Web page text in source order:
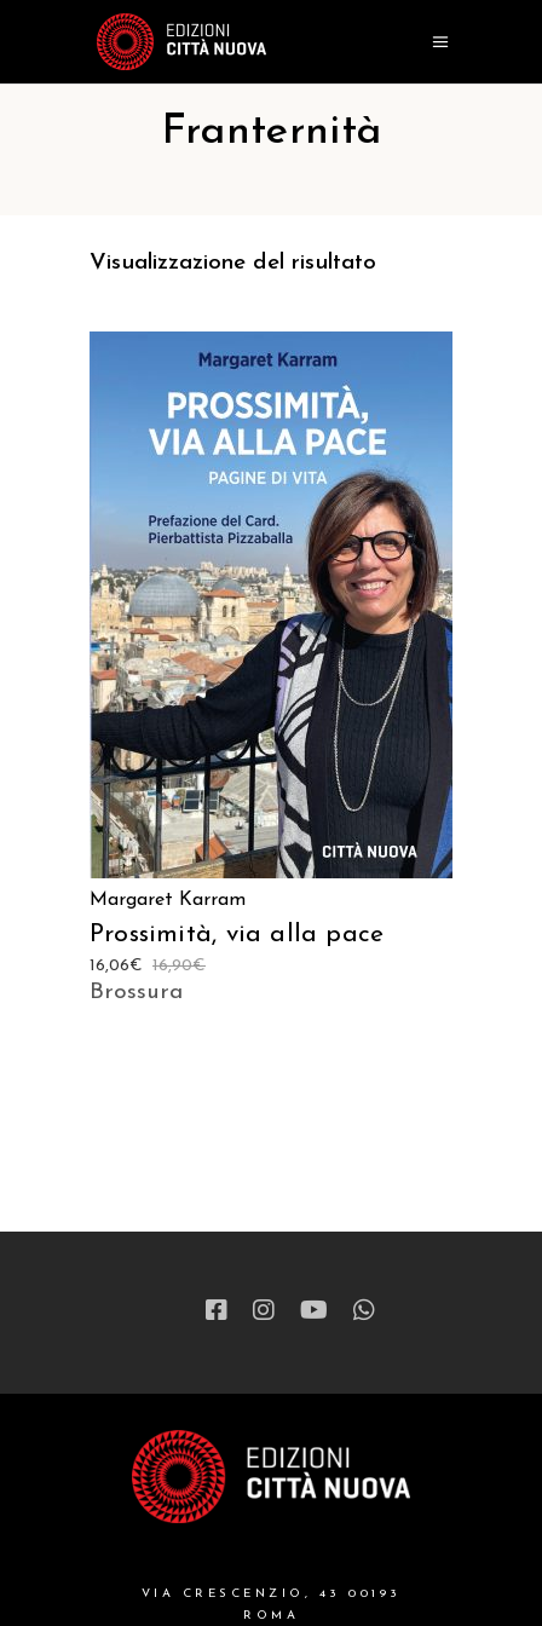
Franternità
Visualizzazione del risultato
AGGIUNGI AL CARRELLO
Margaret Karram
Prossimità, via alla pace
16,90€
16,06€
Brossura
VIA CRESCENZIO, 43 00193
ROMA